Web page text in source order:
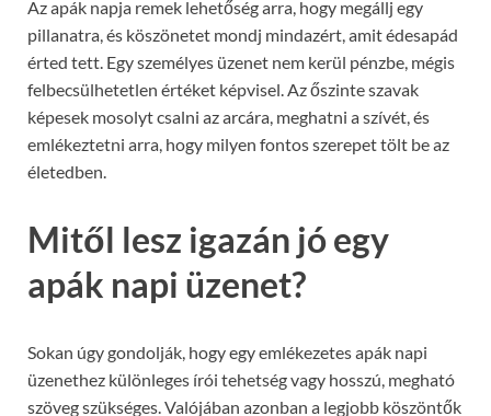
Az apák napja remek lehetőség arra, hogy megállj egy
pillanatra, és köszönetet mondj mindazért, amit édesapád
érted tett. Egy személyes üzenet nem kerül pénzbe, mégis
felbecsülhetetlen értéket képvisel. Az őszinte szavak
képesek mosolyt csalni az arcára, meghatni a szívét, és
emlékeztetni arra, hogy milyen fontos szerepet tölt be az
életedben.
Mitől lesz igazán jó egy
apák napi üzenet?
Sokan úgy gondolják, hogy egy emlékezetes apák napi
üzenethez különleges írói tehetség vagy hosszú, megható
szöveg szükséges. Valójában azonban a legjobb köszöntők